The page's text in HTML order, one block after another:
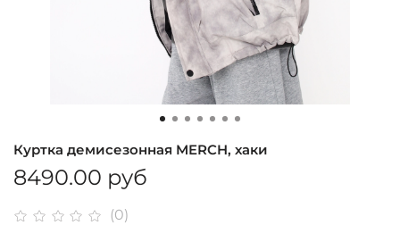
(0)
Куртка демисезонная MERCH, хаки
8490.00 руб